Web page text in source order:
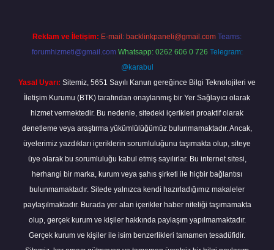
Reklam ve İletişim: E-mail: backlinkpaneli@gmail.com Teams:
forumhizmeti@gmail.com Whatsapp: 0262 606 0 726 Telegram:
@karabul
Yasal Uyarı: Sitemiz, 5651 Sayılı Kanun gereğince Bilgi Teknolojileri ve
İletişim Kurumu (BTK) tarafından onaylanmış bir Yer Sağlayıcı olarak
hizmet vermektedir. Bu nedenle, sitedeki içerikleri proaktif olarak
denetleme veya araştırma yükümlülüğümüz bulunmamaktadır. Ancak,
üyelerimiz yazdıkları içeriklerin sorumluluğunu taşımakta olup, siteye
üye olarak bu sorumluluğu kabul etmiş sayılırlar. Bu internet sitesi,
herhangi bir marka, kurum veya şahıs şirketi ile hiçbir bağlantısı
bulunmamaktadır. Sitede yalnızca kendi hazırladığımız makaleler
paylaşılmaktadır. Burada yer alan içerikler haber niteliği taşımamakta
olup, gerçek kurum ve kişiler hakkında paylaşım yapılmamaktadır.
Gerçek kurum ve kişiler ile isim benzerlikleri tamamen tesadüfidir.